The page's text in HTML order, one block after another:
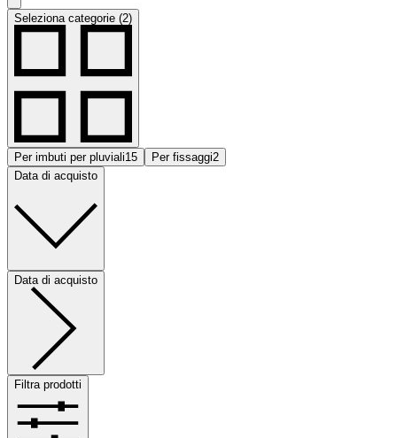
Seleziona categorie (2)
Per imbuti per pluviali15 Per fissaggi2
Data di acquisto
Data di acquisto
Filtra prodotti